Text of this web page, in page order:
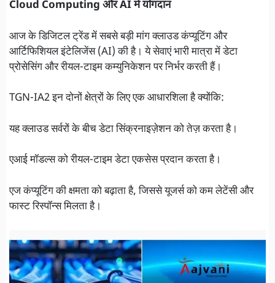
Cloud Computing और AI में योगदान
आज के डिजिटल ट्रेंड में सबसे बड़ी मांग क्लाउड कंप्यूटिंग और
आर्टिफिशियल इंटेलिजेंस (AI) की है। ये सेवाएं भारी मात्रा में डेटा
प्रोसेसिंग और रीयल-टाइम कम्युनिकेशन पर निर्भर करती हैं।
TGN-IA2 इन दोनों क्षेत्रों के लिए एक आधारशिला है क्योंकि:
यह क्लाउड सर्वरों के बीच डेटा सिंक्रनाइज़ेशन को तेज़ करता है।
एआई मॉडल्स को रीयल-टाइम डेटा एकसेस प्रदान करता है।
एज कंप्यूटिंग की क्षमता को बढ़ाता है, जिससे यूजर्स को कम लेटेंसी और
फास्ट रिस्पॉन्स मिलता है।